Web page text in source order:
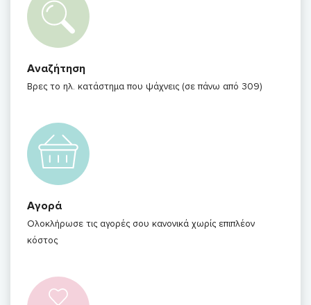
Αναζήτηση
Βρες το ηλ. κατάστημα που ψάχνεις (σε πάνω από 309)
Αγορά
Ολοκλήρωσε τις αγορές σου κανονικά χωρίς επιπλέον
κόστος